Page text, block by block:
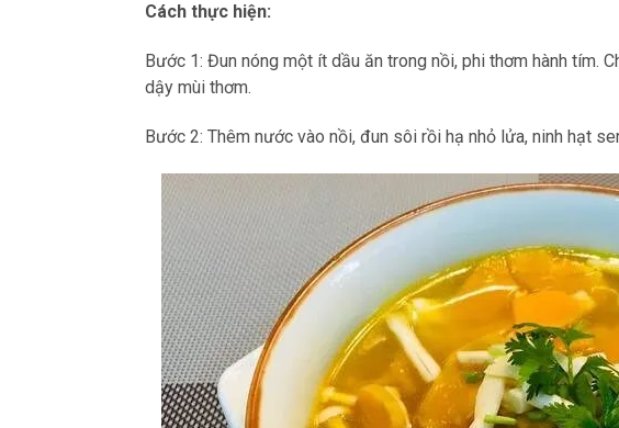
Cách thực hiện:
Bước 1: Đun nóng một ít dầu ăn trong nồi, phi thơm hành tím.
dậy mùi thơm.
Bước 2: Thêm nước vào nồi, đun sôi rồi hạ nhỏ lửa, ninh hạt